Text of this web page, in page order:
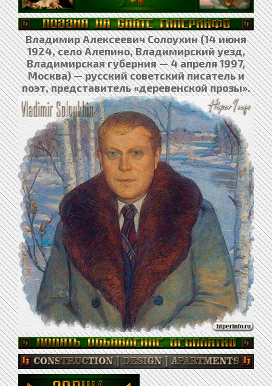
Владимир Алексеевич Солоухин (14 июня
1924, село Алепино, Владимирский уезд,
Владимирская губерния — 4 апреля 1997,
Москва) — русский советский писатель и
поэт, представитель «деревенской прозы».